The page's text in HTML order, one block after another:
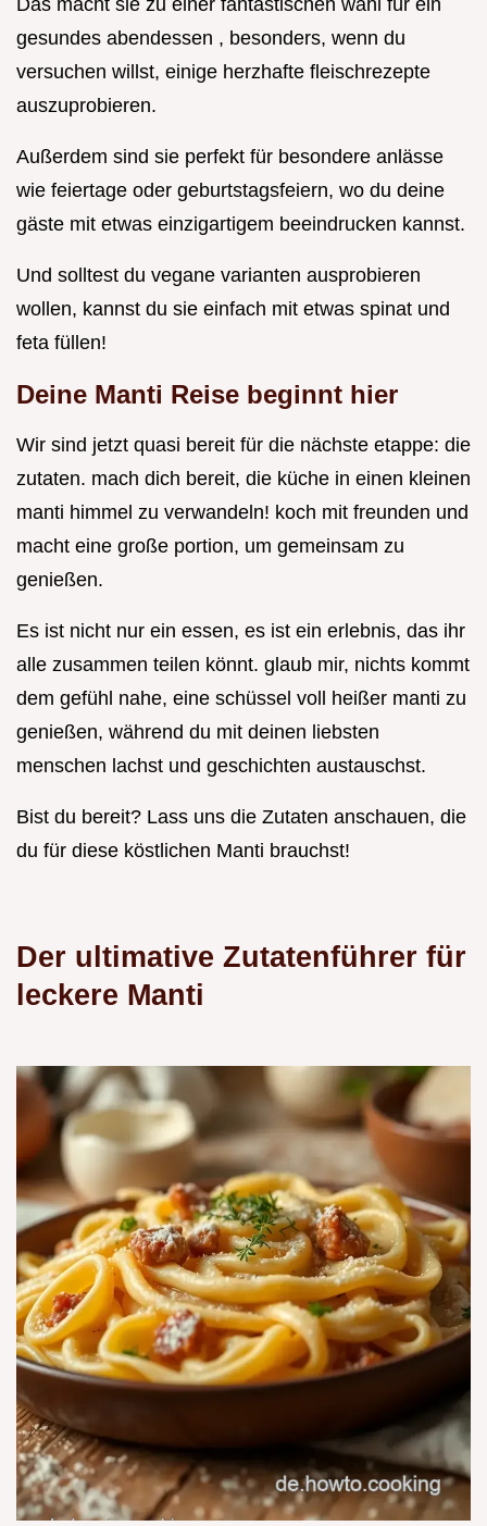
Das macht sie zu einer fantastischen wahl für ein
gesundes abendessen , besonders, wenn du
versuchen willst, einige herzhafte fleischrezepte
auszuprobieren.
Außerdem sind sie perfekt für besondere anlässe
wie feiertage oder geburtstagsfeiern, wo du deine
gäste mit etwas einzigartigem beeindrucken kannst.
Und solltest du vegane varianten ausprobieren
wollen, kannst du sie einfach mit etwas spinat und
feta füllen!
Deine Manti Reise beginnt hier
Wir sind jetzt quasi bereit für die nächste etappe: die
zutaten. mach dich bereit, die küche in einen kleinen
manti himmel zu verwandeln! koch mit freunden und
macht eine große portion, um gemeinsam zu
genießen.
Es ist nicht nur ein essen, es ist ein erlebnis, das ihr
alle zusammen teilen könnt. glaub mir, nichts kommt
dem gefühl nahe, eine schüssel voll heißer manti zu
genießen, während du mit deinen liebsten
menschen lachst und geschichten austauschst.
Bist du bereit? Lass uns die Zutaten anschauen, die
du für diese köstlichen Manti brauchst!
Der ultimative Zutatenführer für
leckere Manti